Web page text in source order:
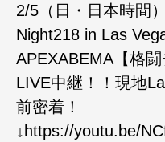
2/5（日・日本時間
Night218 in Las
APEXABEMA【格
LIVE中継！！現地
前密着！
↓https://youtu.be/